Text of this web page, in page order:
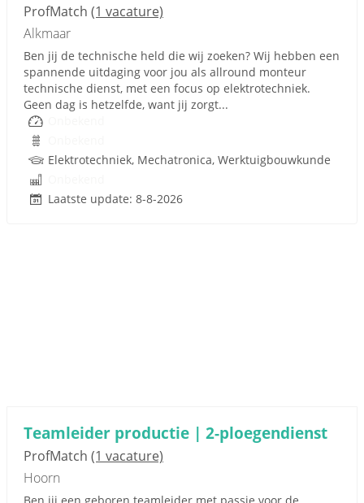
ProfMatch (1 vacature)
Alkmaar
Ben jij de technische held die wij zoeken? Wij hebben een
spannende uitdaging voor jou als allround monteur
technische dienst, met een focus op elektrotechniek.
Geen dag is hetzelfde, want jij zorgt...
Elektrotechniek, Mechatronica, Werktuigbouwkunde
Laatste update: 8-8-2026
Teamleider productie | 2-ploegendienst
ProfMatch (1 vacature)
Hoorn